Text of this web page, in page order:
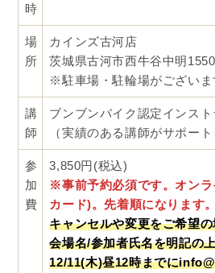
時
場
所
カインズ古河店
茨城県古河市西牛谷中明
※駐車場・駐輪場がございま
講
師
ブンブンバイク認定インス
（実績のある講師がサポート
参
加
費
3,850円(税込)
※事前予約必須です。オンラ
カード)。先着順になります。
キャンセルや変更をご希望
会場名/参加者氏名を明記の
12/11(木)昼12時までに